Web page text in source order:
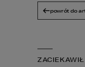
powrót do